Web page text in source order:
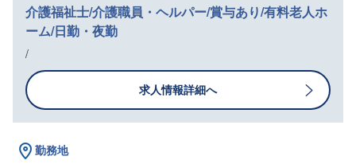
介護福祉士/介護職員・ヘルパー/賞与あり/有料老人ホ
ーム/日勤・夜勤
/
求人情報詳細へ
勤務地